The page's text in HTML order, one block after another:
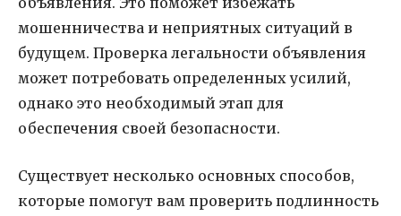
мошенничества и неприятных ситуаций в
будущем. Проверка легальности объявления
может потребовать определенных усилий,
однако это необходимый этап для
обеспечения своей безопасности.
Существует несколько основных способов,
которые помогут вам проверить подлинность